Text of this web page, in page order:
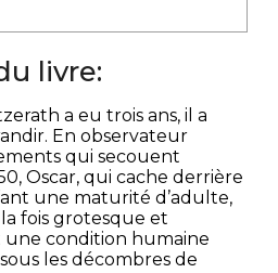
livre:
a eu trois ans, il a
En observateur
qui secouent
Oscar, qui cache derrière
une maturité d’adulte,
fois grotesque et
condition humaine
les décombres de